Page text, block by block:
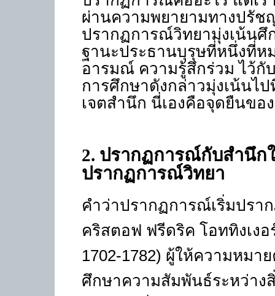
ผ่านความพยายามทางปรั
ปรากฏการณ์วิทยามุ่งเน้นศึ
ฐานะประธานบุรุษที่หนึ่งที่ห
อารมณ์ ความรู้สึกร่วม ไว้
การศึกษาดังกล่าวมุ่งเน้นไ
เจตสำนึก นี่เองคือจุดยืนข
2. ปรากฏการณ์กับสำนึก
ปรากฏการณ์วิทยา
คำว่าปรากฏการณ์เริ่มปร
คริสตอฟ ฟรีดริค โอททิงเง
1702-1782) ผู้ให้ความหมา
ศึกษาความสัมพันธ์ระหว่าง